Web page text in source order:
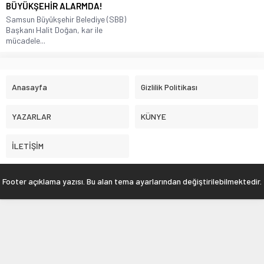
BÜYÜKŞEHİR ALARMDA!
Samsun Büyükşehir Belediye (SBB)
Başkanı Halit Doğan, kar ile
mücadele...
Anasayfa Gizlilik Politikası
YAZARLAR KÜNYE
İLETİŞİM
Footer açıklama yazısı. Bu alan tema ayarlarından değiştirilebilmektedir.